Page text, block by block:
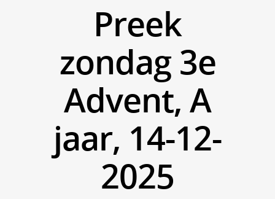
Preek
zondag 3e
Advent, A
jaar, 14-12-
2025